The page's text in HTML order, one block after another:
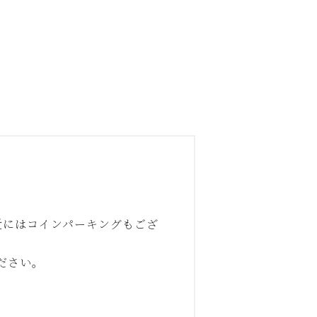
はコインパーキングもござ
い。